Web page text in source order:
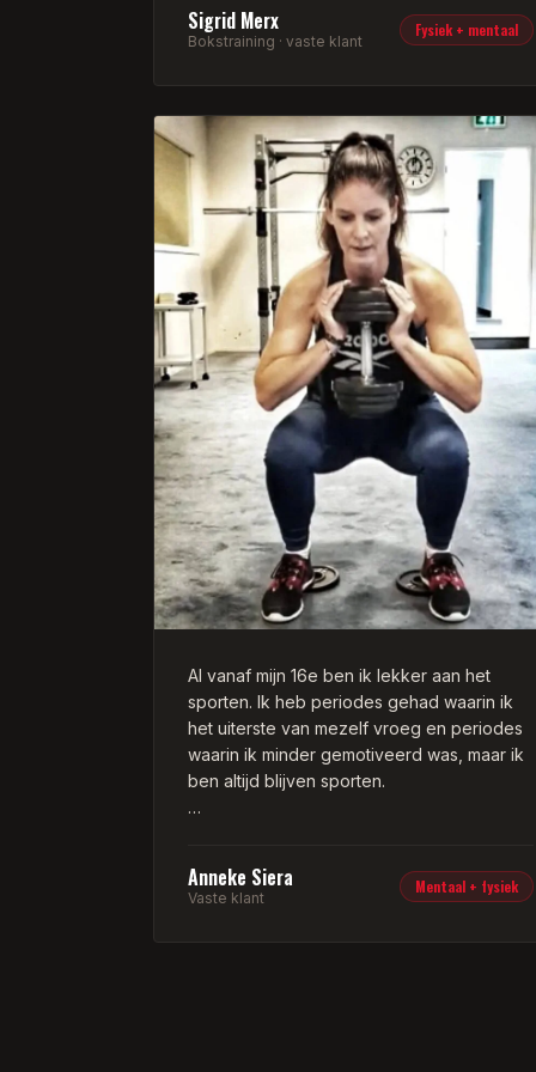
ontspannen, niet te hard te proberen en
vooral geen 'sorry' te zeggen. Als dat lukt,
kom je in een geweldige flow. Dat is een
Van de trainingen van Franklin word ik
zowel fysiek als mentaal beter. Franklin
daagt me uit om mijn grenzen op te
zoeken, maar alleen als het kan. Gaat het
een dag eens niet zo lekker, of ben ik
fysiek niet in orde, dan past hij de training
direct zo aan dat ik nog steeds lekker kan
trainen, maar zonder over mijn grenzen te
gaan.
Daarnaast is het op de trainingen ook nog
eens heel gezellig. Er wordt hard getraind,
maar we lachen ook heel veel. Ik kan het
iedereen aanraden om bij Franklin PT te
nemen.
Sigrid Merx
Bokstraining · vaste klant
Fysiek + mentaal
Al vanaf mijn 16e ben ik lekker aan het
sporten. Ik heb periodes gehad waarin ik
het uiterste van mezelf vroeg en periodes
waarin ik minder gemotiveerd was, maar ik
ben altijd blijven sporten.
trainen — je bent hier voor jezelf! Heerlijk,
miste ik deze motivatie en daar heb ik
Anneke Siera
Vaste klant
Mentaal + fysiek